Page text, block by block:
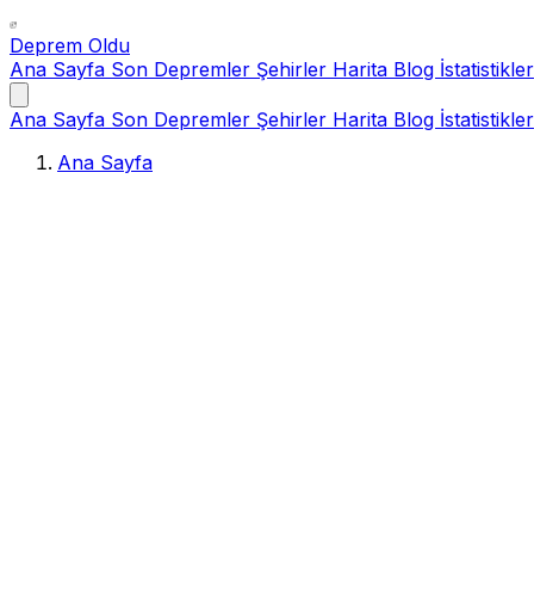
Deprem Oldu
Ana Sayfa Son Depremler Şehirler Harita Blog İstatistikler
Ana Sayfa Son Depremler Şehirler Harita Blog İstatistikler
Ana Sayfa